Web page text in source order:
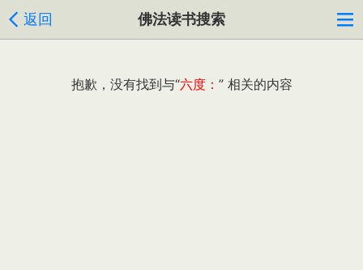
返回 佛法读书搜索
抱歉，没有找到与“六度： ” 相关的内容